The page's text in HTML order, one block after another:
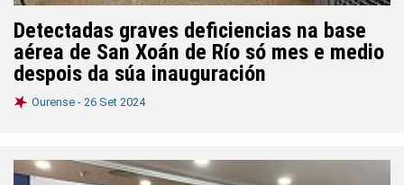
Detectadas graves deficiencias na base
aérea de San Xoán de Río só mes e medio
despois da súa inauguración
Ourense - 26 Set 2024